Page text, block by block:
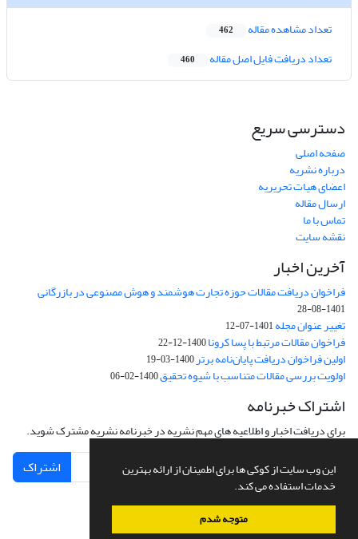
این وب سایت از کوکی ها برای اطمینان از ارائه بهترین
خدمات استفاده می کند.
متوجه شدم
تعداد مشاهده مقاله 462
تعداد دریافت فایل اصل مقاله 460
دسترسی سریع
صفحه اصلی
درباره نشریه
اعضای هیات تحریریه
ارسال مقاله
تماس با ما
نقشه سایت
آخرین اخبار
فراخوان دریافت مقالات حوزه تجارت هوشمند و هوش مصنوعی در بازرگانی
1401-08-28
تغییر عنوان مجله1401-07-12
فراخوان مقالات مرتبط با پسا کرونا1400-12-22
اولین فراخوان دریافت پایان‌نامه برتر1400-03-19
اولویت بررسی مقالات متناسب با شیوه تحقیق1400-02-06
اشتراک خبرنامه
برای دریافت اخبار و اطلاعیه های مهم نشریه در خبرنامه نشریه مشترک شوید.
اشتراک
سامانه مدیریت نشریات علمی.طراحی و پیاده سازی ازسیناوب